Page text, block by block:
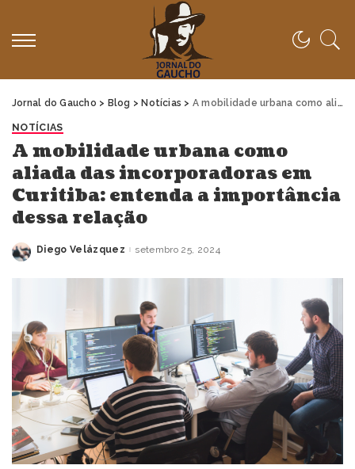
Jornal do Gaucho > Blog > Notícias > A mobilidade urbana como aliada das incorporadoras em Curitiba: entenda a importância dessa relação
NOTÍCIAS
A mobilidade urbana como
aliada das incorporadoras em
Curitiba: entenda a importância
dessa relação
Posted
Diego Velázquez setembro 25, 2024